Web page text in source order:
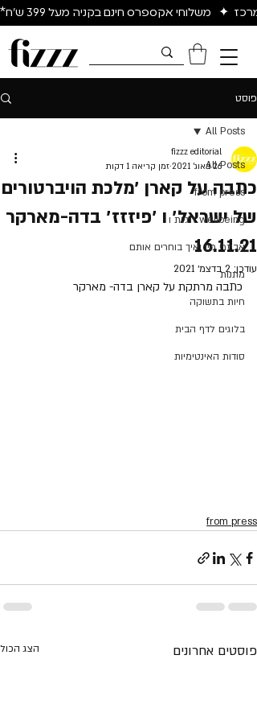
✦   משלוחי אקספרס חינם בקניה מעל 399 ש״ח*
פוסט
All Posts
from press
wellbeing זוגיות ו
אביזרי מין ואיך בוחרים אותם
מתנות
חיות בתשוקה
בלוגים לדף הבית
סודות האינטימיות
All Posts
כתבה על קארן ׳מלכת הויברטורים
של ישראל׳ ו ׳פיזזז׳ בדה-מארקר
16.11.21
fizzz editorial
26 באוג׳ 2021
זמן קריאה 1 דקות
עודכן: 2 בדצמ׳ 2021
כתבה מרתקת על קארן בדה- מארקר
from press
פוסטים אחרונים הצג הכול